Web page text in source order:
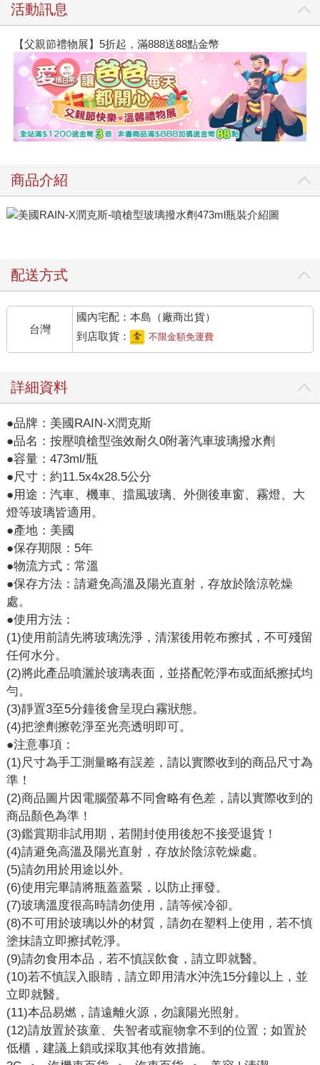
活動訊息
【父親節禮物展】5折起，滿888送88點金幣
商品介紹
配送方式
台灣
國內宅配：本島（廠商出貨）
到店取貨：
不限金額免運費
詳細資料
●品牌：美國RAIN-X潤克斯
●品名：按壓噴槍型強效耐久0附著汽車玻璃撥水劑
●容量：473ml/瓶
●尺寸：約11.5x4x28.5公分
●用途：汽車、機車、擋風玻璃、外側後車窗、霧燈、大
燈等玻璃皆適用。
●產地：美國
●保存期限：5年
●物流方式：常溫
●保存方法：請避免高溫及陽光直射，存放於陰涼乾燥
處。
●使用方法：
(1)使用前請先將玻璃洗淨，清潔後用乾布擦拭，不可殘留
任何水分。
(2)將此產品噴灑於玻璃表面，並搭配乾淨布或面紙擦拭均
勻。
(3)靜置3至5分鐘後會呈現白霧狀態。
(4)把塗劑擦乾淨至光亮透明即可。
●注意事項：
(1)尺寸為手工測量略有誤差，請以實際收到的商品尺寸為
準！
(2)商品圖片因電腦螢幕不同會略有色差，請以實際收到的
商品顏色為準！
(3)鑑賞期非試用期，若開封使用後恕不接受退貨！
(4)請避免高溫及陽光直射，存放於陰涼乾燥處。
(5)請勿用於用途以外。
(6)使用完畢請將瓶蓋蓋緊，以防止揮發。
(7)玻璃溫度很高時請勿使用，請等候冷卻。
(8)不可用於玻璃以外的材質，請勿在塑料上使用，若不慎
塗抹請立即擦拭乾淨。
(9)請勿食用本品，若不慎誤飲食，請立即就醫。
(10)若不慎誤入眼睛，請立即用清水沖洗15分鐘以上，並
立即就醫。
(11)本品易燃，請遠離火源，勿讓陽光照射。
(12)請放置於孩童、失智者或寵物拿不到的位置；如置於
低櫃，建議上鎖或採取其他有效措施。